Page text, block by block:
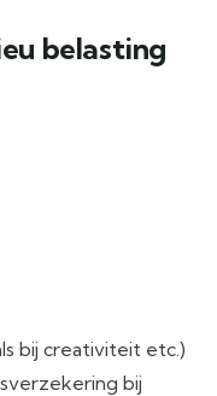
belasting
bij creativiteit etc.)
bij